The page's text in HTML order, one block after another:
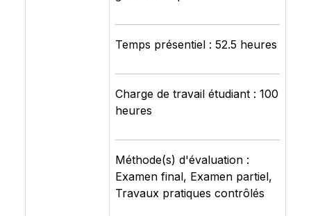
Temps présentiel : 52.5 heures
Charge de travail étudiant : 100
heures
Méthode(s) d'évaluation :
Examen final, Examen partiel,
Travaux pratiques contrôlés